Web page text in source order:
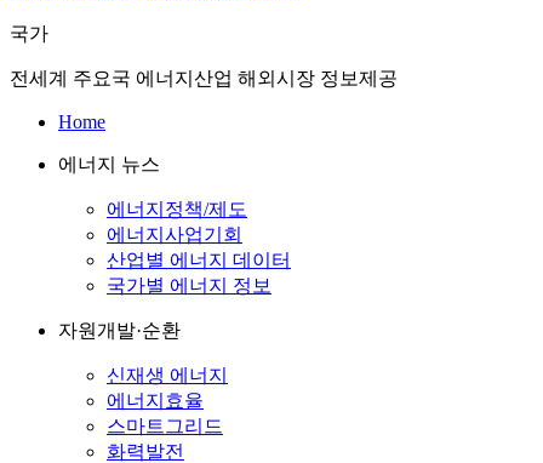
국가
전세계 주요국 에너지산업 해외시장 정보제공
Home
에너지 뉴스
에너지정책/제도
에너지사업기회
산업별 에너지 데이터
국가별 에너지 정보
자원개발·순환
신재생 에너지
에너지효율
스마트그리드
화력발전